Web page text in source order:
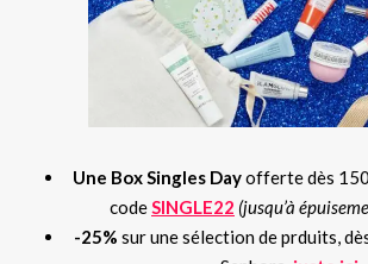
Une Box Singles Dayofferte dès
codeSINGLE22 (jusqu’à
-25% sur une sélection de prduits,